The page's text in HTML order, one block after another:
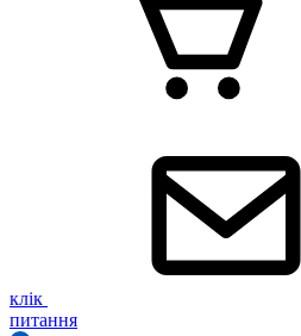
клік
питання